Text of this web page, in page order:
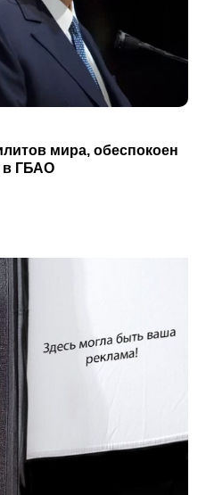
мира, обеспокоен
в ГБАО